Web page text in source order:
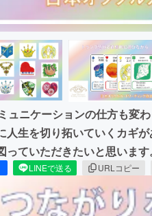
ュニケーションの仕方も変
人生を切り拓いていくカギ
ていただきたいと思います
LINEで送る URLコピー